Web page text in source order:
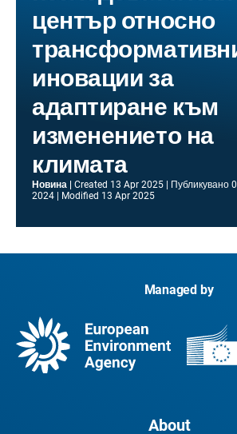
център относно
иновации за
адаптиране към
изменението на
климата
Новина Created 13 Apr 2025 Публикувано
2024
Modified 13 Apr 2025
Managed by
About